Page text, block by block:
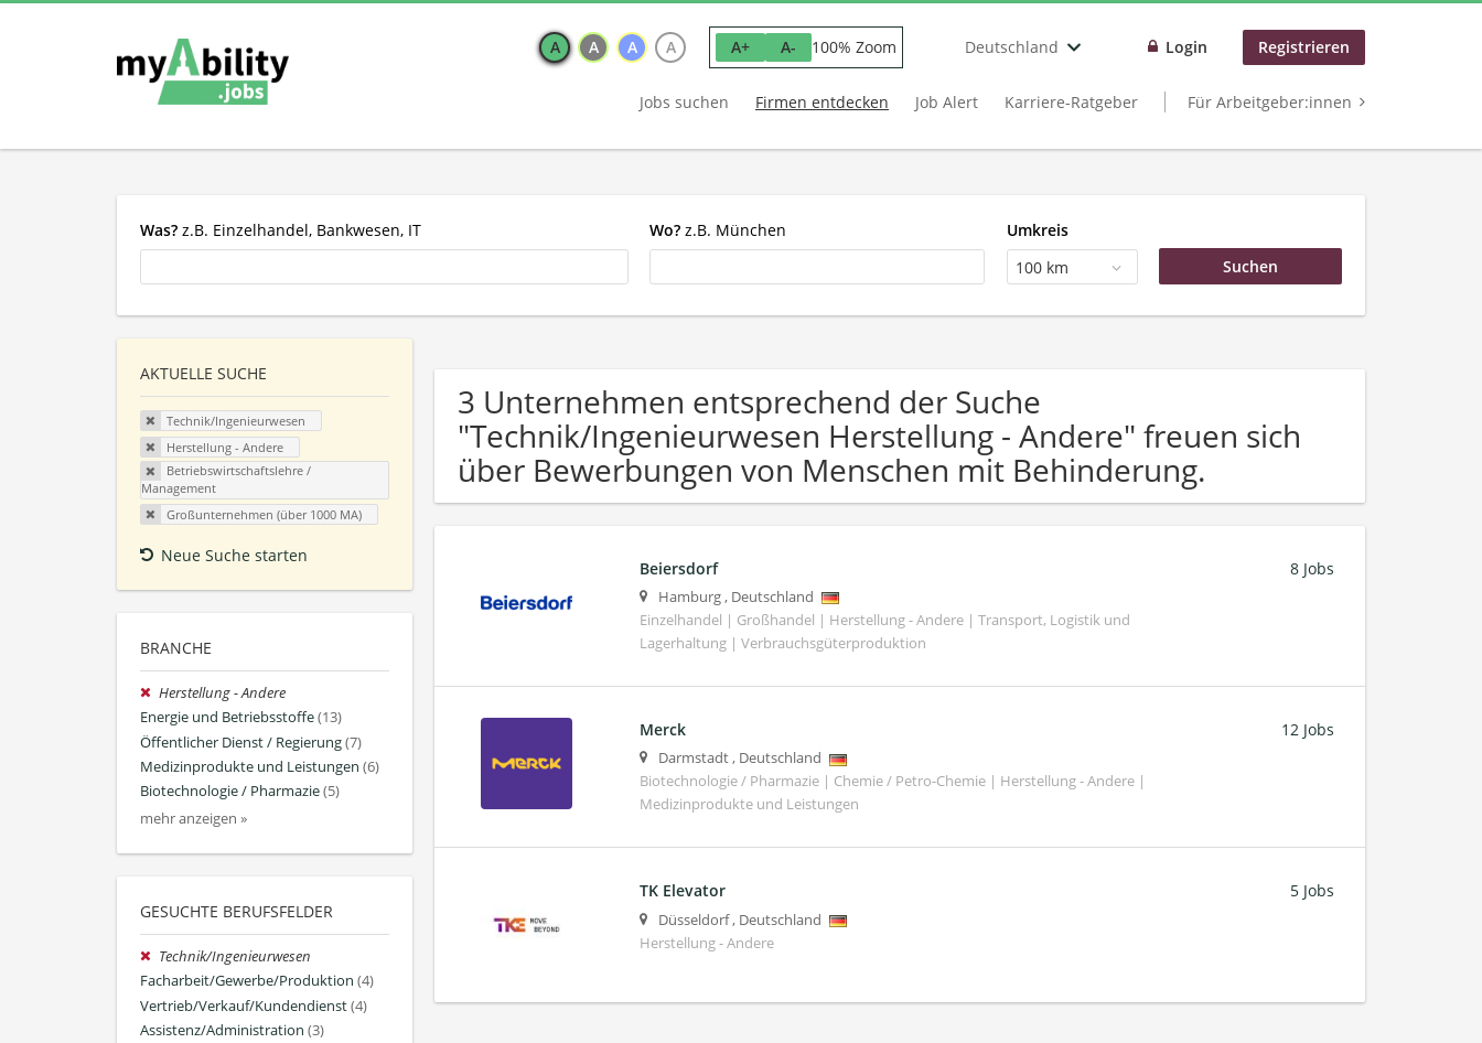
A A A A A+ A- 100% Zoom Deutschland Login Registrieren
Jobs suchen Firmen entdecken Job Alert Karriere-Ratgeber Für Arbeitgeber:innen
Was? z.B. Einzelhandel, Bankwesen, IT Wo? z.B. München
Umkreis
100 km
AKTUELLE SUCHE
Technik/Ingenieurwesen
Herstellung - Andere
Betriebswirtschaftslehre /
Management
Großunternehmen (über 1000 MA)
Neue Suche starten
BRANCHE
Herstellung - Andere
Energie und Betriebsstoffe(13)
Öffentlicher Dienst / Regierung(7)
Medizinprodukte und Leistungen (6)
Biotechnologie / Pharmazie(5)
mehr anzeigen »
GESUCHTE BERUFSFELDER
Technik/Ingenieurwesen
Facharbeit/Gewerbe/Produktion (4)
Vertrieb/Verkauf/Kundendienst(4)
Assistenz/Administration (3)
3 Unternehmen entsprechend der Suche
"Technik/Ingenieurwesen Herstellung - Andere" freuen sich
über Bewerbungen von Menschen mit Behinderung.
Beiersdorf
Hamburg, Deutschland
Einzelhandel | Großhandel | Herstellung - Andere | Transport, Logistik und
Lagerhaltung | Verbrauchsgüterproduktion
8 Jobs
Merck
Darmstadt, Deutschland
Biotechnologie / Pharmazie | Chemie / Petro-Chemie | Herstellung - Andere |
Medizinprodukte und Leistungen
12 Jobs
TK Elevator
Düsseldorf, Deutschland
Herstellung - Andere
5 Jobs